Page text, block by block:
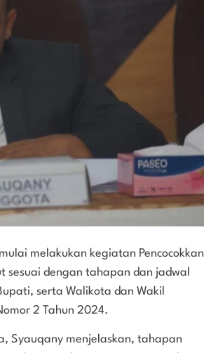
melakukan kegiatan Pencocokkan
dengan tahapan dan jadwal
serta Walikota dan Wakil
2 Tahun 2024.
Syauqany menjelaskan, tahapan